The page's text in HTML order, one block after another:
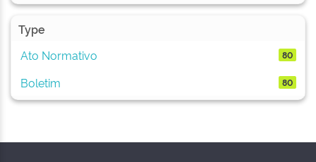
Type
Ato Normativo
80
Boletim 80